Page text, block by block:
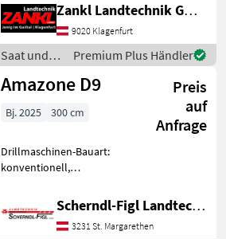
Einscheibenschare,
Extrastriegel,
Fahrgassenschaltung,
Fahrwerk Pöttinger
Getreidesämaschine
Standort: Klatteweg 8,
Zankl Landtechnik GmbH
9020 Klagenfurt
Saat und
Pflege /
Pöttinger
Premium Plus Händler
Amazone D9
Preis
auf
Anfrage
Bj. 2025 300 cm
Drillmaschinen-Bauart:
konventionell,
Einscheibenschare,
Extrastriegel,
Fahrgassenschaltung,
Scherndl-Figl Landtechnik
3231 St. Margarethen